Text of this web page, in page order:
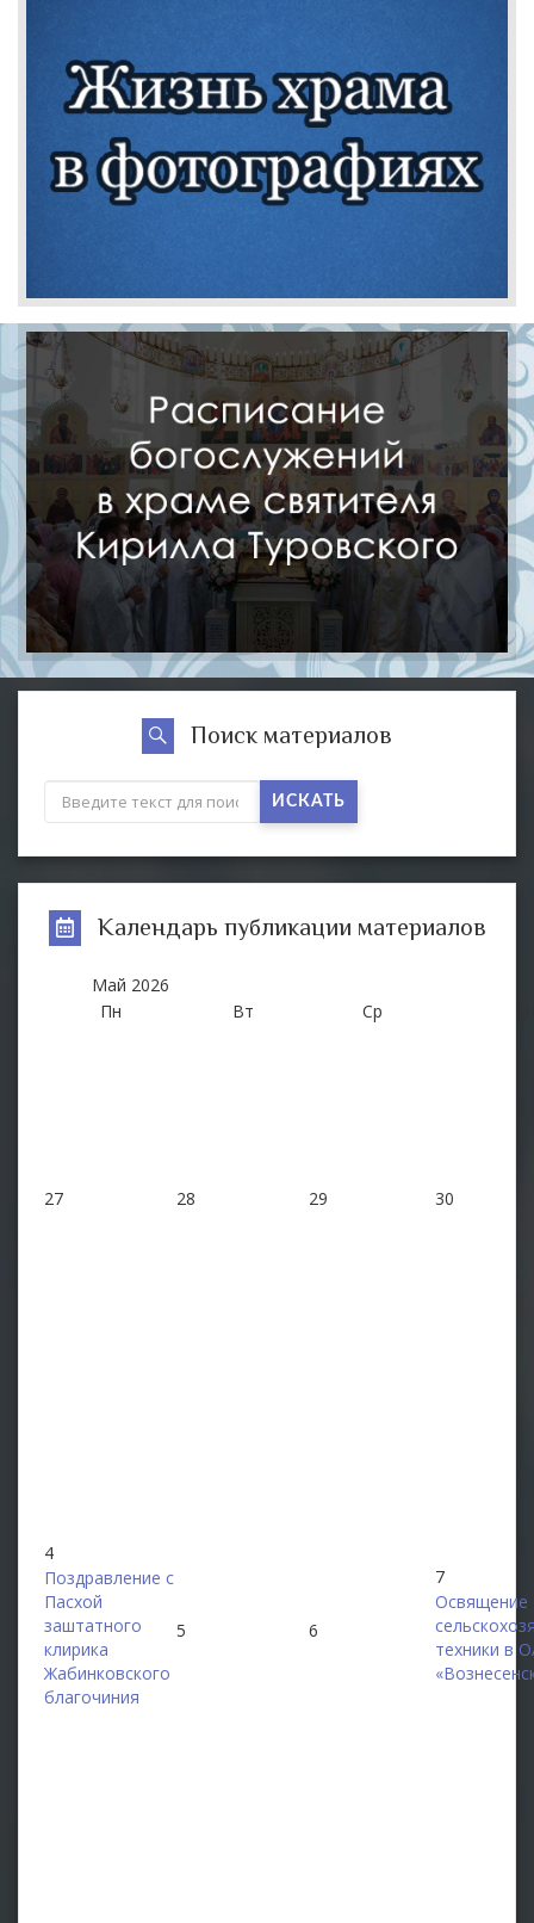
Поиск материалов
ИСКАТЬ
Календарь публикации материалов
Май 2026
Пн
Вт Ср
27 28 29 30
4
Поздравление с
Пасхой
заштатного
клирика
Жабинковского
благочиния
5 6
7
Освящение
техники в